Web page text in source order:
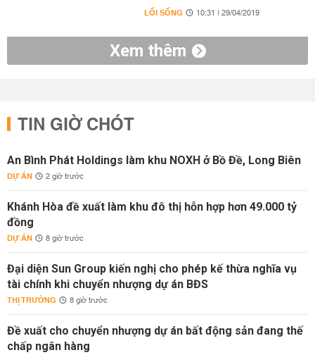
LỐI SỐNG 10:31 | 29/04/2019
Xem thêm
TIN GIỜ CHÓT
An Bình Phát Holdings làm khu NOXH ở Bồ Đề, Long Biên
DỰ ÁN 2 giờ trước
Khánh Hòa đề xuất làm khu đô thị hỗn hợp hơn 49.000 tỷ
đồng
DỰ ÁN 8 giờ trước
Đại diện Sun Group kiến nghị cho phép kế thừa nghĩa vụ
tài chính khi chuyển nhượng dự án BĐS
THỊ TRƯỜNG 8 giờ trước
Đề xuất cho chuyển nhượng dự án bất động sản đang thế
chấp ngân hàng